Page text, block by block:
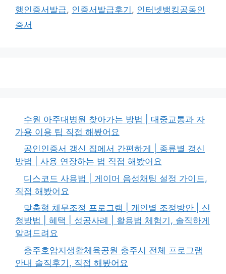
행인증서발급, 인증서발급후기 , 인터넷뱅킹공동인
증서
수원 아주대병원 찾아가는 방법 | 대중교통과 자
가용 이용 팁 직접 해봤어요
공인인증서 갱신 집에서 간편하게 | 종류별 갱신
방법 | 사용 연장하는 법 직접 해봤어요
디스코드 사용법 | 게이머 음성채팅 설정 가이드,
직접 해봤어요
맞춤형 채무조정 프로그램 | 개인별 조정방안 | 신
청방법 | 혜택 | 성공사례 | 활용법 체험기, 솔직하게
알려드려요
충주호암지생활체육공원 충주시 전체 프로그램
안내 솔직후기, 직접 해봤어요